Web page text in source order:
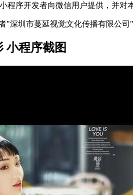
程序开发者向微信用户提供，并对
"深圳市蔓延视觉文化传播有限公司
小程序截图